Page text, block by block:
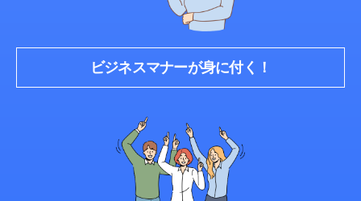
ビジネスマナーが身に付く！